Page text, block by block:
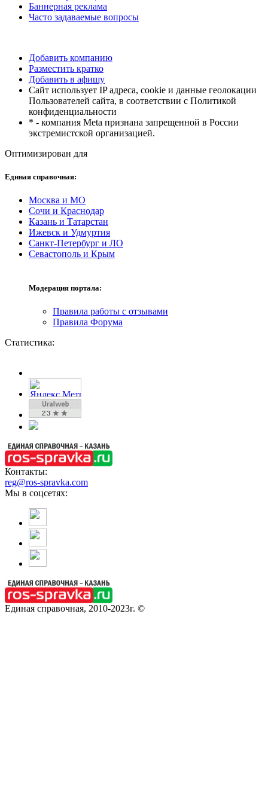
Баннерная реклама
Часто задаваемые вопросы
Добавить компанию
Разместить кратко
Добавить в афишу
Сайт использует IP адреса, cookie и данные геолокации
Пользователей сайта, в соответствии с Политикой
конфиденциальности
* - компания Meta признана запрещенной в России
экстремистской организацией.
Оптимизирован для
Единая справочная:
Москва и МО
Сочи и Краснодар
Казань и Татарстан
Ижевск и Удмуртия
Санкт-Петербург и ЛО
Севастополь и Крым
Модерация портала:
Правила работы с отзывами
Правила Форума
Статистика:
Контакты:
reg@ros-spravka.com
Мы в соцсетях:
Единая справочная, 2010-2023г. ©